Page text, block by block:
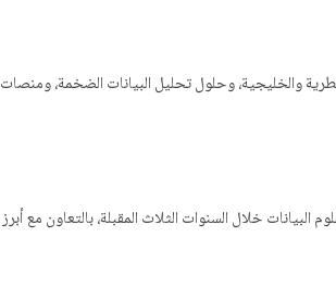
والخليجية، وحلول تحليل البيانات الضخمة، ومنصات
الاصطناعي وعلوم البيانات خلال السنوات الثلاث المقبلة، بالتعاون مع أبرز